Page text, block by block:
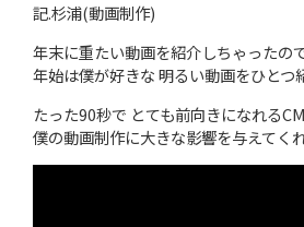
記.杉浦(動画制作)
年末に重たい動画を紹介しちゃったの
年始は僕が好きな 明るい動画をひとつ
たった90秒で とても前向きになれるCM
僕の動画制作に大きな影響を与えてく